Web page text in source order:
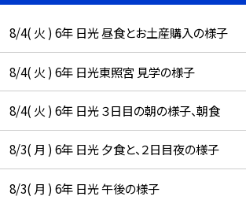
8/4( 火 ) 6年 日光 昼食とお土産購入の様子
8/4( 火 ) 6年 日光東照宮 見学の様子
8/4( 火 ) 6年 日光 ３日目の朝の様子、朝食
8/3( 月 ) 6年 日光 夕食と、２日目夜の様子
8/3( 月 ) 6年 日光 午後の様子